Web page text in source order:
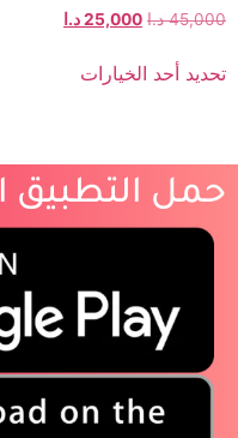
45,000 د.ا 25,000د.ا
تحديد أحد الخيارات
حمل التطبيق